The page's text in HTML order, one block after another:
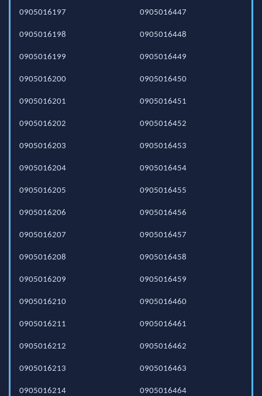
0905016197
0905016198
0905016199
0905016200
0905016201
0905016202
0905016203
0905016204
0905016205
0905016206
0905016207
0905016208
0905016209
0905016210
0905016211
0905016212
0905016213
0905016214
0905016447
0905016448
0905016449
0905016450
0905016451
0905016452
0905016453
0905016454
0905016455
0905016456
0905016457
0905016458
0905016459
0905016460
0905016461
0905016462
0905016463
0905016464